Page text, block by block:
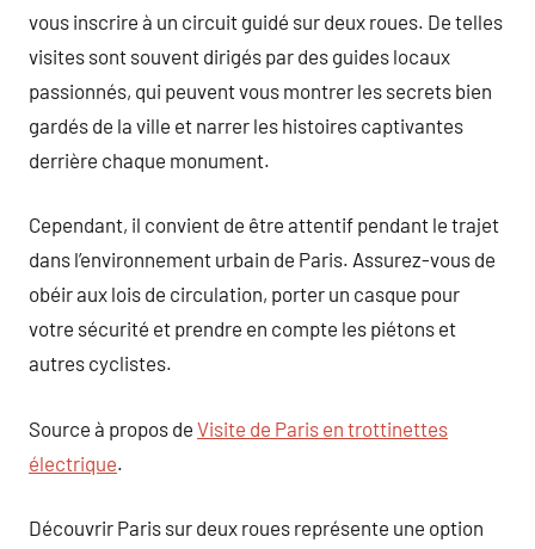
vous inscrire à un circuit guidé sur deux roues. De telles
visites sont souvent dirigés par des guides locaux
passionnés, qui peuvent vous montrer les secrets bien
gardés de la ville et narrer les histoires captivantes
derrière chaque monument.
Cependant, il convient de être attentif pendant le trajet
dans l’environnement urbain de Paris. Assurez-vous de
obéir aux lois de circulation, porter un casque pour
votre sécurité et prendre en compte les piétons et
autres cyclistes.
Source à propos de Visite de Paris en trottinettes
électrique.
Découvrir Paris sur deux roues représente une option